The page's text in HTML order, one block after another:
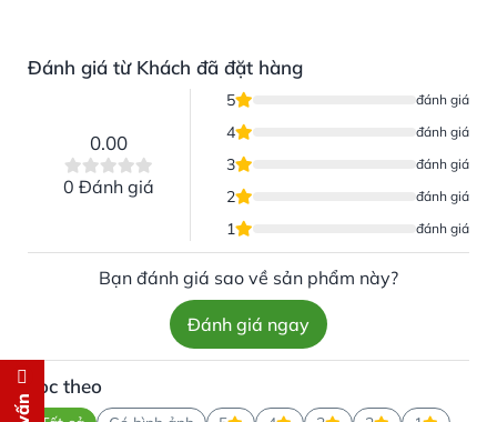
Đánh giá từ Khách đã đặt hàng
0.00
0 Đánh giá
5 đánh giá
4 đánh giá
3 đánh giá
2 đánh giá
1 đánh giá
Bạn đánh giá sao về sản phẩm này?
Đánh giá ngay
Lọc theo
Đăng ký tư vấn